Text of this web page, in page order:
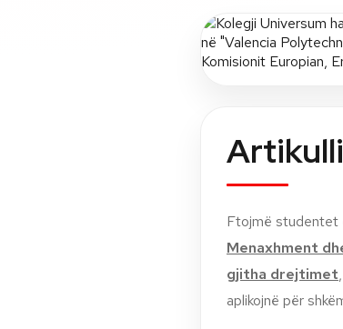
Artikulli
Ftojmë studentet
Menaxhment
gjitha drejtimet
aplikojnë për